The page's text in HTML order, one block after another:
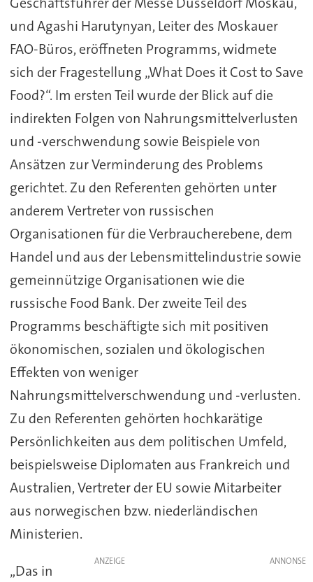
und Agashi Harutynyan, Leiter des Moskauer
FAO-Büros, eröffneten Programms, widmete
sich der Fragestellung „What Does it Cost to Save
Food?“. Im ersten Teil wurde der Blick auf die
indirekten Folgen von Nahrungsmittelverlusten
und -verschwendung sowie Beispiele von
Ansätzen zur Verminderung des Problems
gerichtet. Zu den Referenten gehörten unter
anderem Vertreter von russischen
Organisationen für die Verbraucherebene, dem
Handel und aus der Lebensmittelindustrie sowie
gemeinnützige Organisationen wie die
russische Food Bank. Der zweite Teil des
Programms beschäftigte sich mit positiven
ökonomischen, sozialen und ökologischen
Effekten von weniger
Nahrungsmittelverschwendung und -verlusten.
Zu den Referenten gehörten hochkarätige
Persönlichkeiten aus dem politischen Umfeld,
beispielsweise Diplomaten aus Frankreich und
Australien, Vertreter der EU sowie Mitarbeiter
aus norwegischen bzw. niederländischen
Ministerien.
ANZEIGE
„Das in